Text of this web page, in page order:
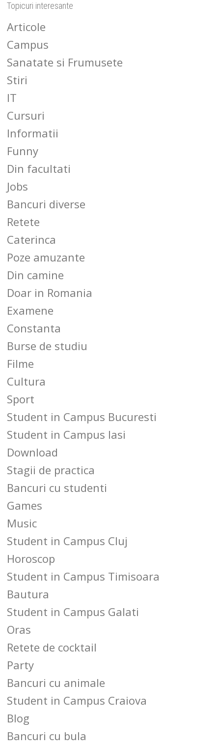
Topicuri interesante
Articole
Campus
Sanatate si Frumusete
Stiri
IT
Cursuri
Informatii
Funny
Din facultati
Jobs
Bancuri diverse
Retete
Caterinca
Poze amuzante
Din camine
Doar in Romania
Examene
Constanta
Burse de studiu
Filme
Cultura
Sport
Student in Campus Bucuresti
Student in Campus Iasi
Download
Stagii de practica
Bancuri cu studenti
Games
Music
Student in Campus Cluj
Horoscop
Student in Campus Timisoara
Bautura
Student in Campus Galati
Oras
Retete de cocktail
Party
Bancuri cu animale
Student in Campus Craiova
Blog
Bancuri cu bula